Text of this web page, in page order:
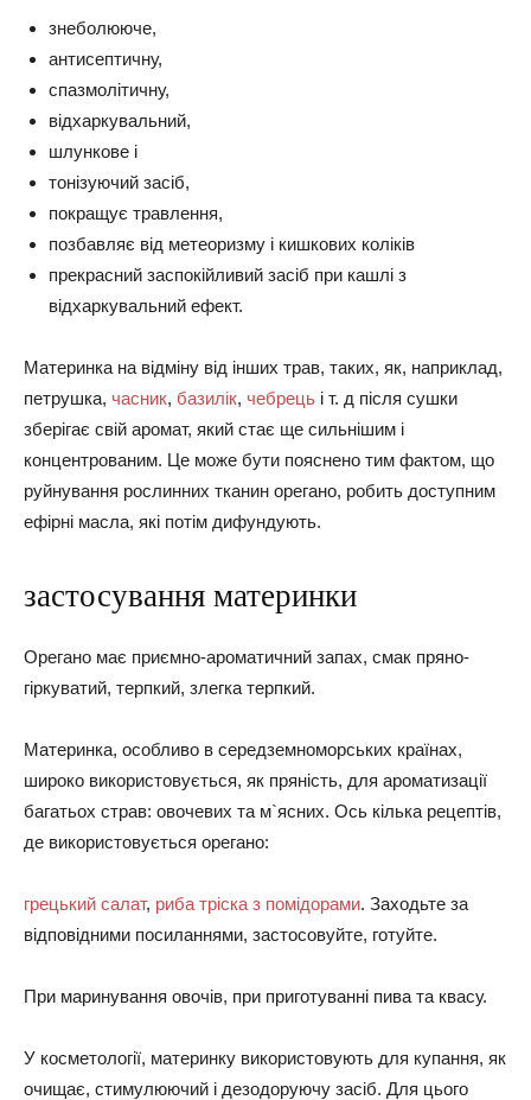
знеболююче,
антисептичну,
спазмолітичну,
відхаркувальний,
шлункове і
тонізуючий засіб,
покращує травлення,
позбавляє від метеоризму і кишкових коліків
прекрасний заспокійливий засіб при кашлі з
відхаркувальний ефект.
Материнка на відміну від інших трав, таких, як, наприклад,
петрушка, часник, базилік, чебрець і т. д після сушки
зберігає свій аромат, який стає ще сильнішим і
концентрованим. Це може бути пояснено тим фактом, що
руйнування рослинних тканин орегано, робить доступним
ефірні масла, які потім дифундують.
застосування материнки
Орегано має приємно-ароматичний запах, смак пряно-
гіркуватий, терпкий, злегка терпкий.
Материнка, особливо в середземноморських країнах,
широко використовується, як пряність, для ароматизації
багатьох страв: овочевих та м`ясних. Ось кілька рецептів,
де використовується орегано:
грецький салат, риба тріска з помідорами. Заходьте за
відповідними посиланнями, застосовуйте, готуйте.
При маринування овочів, при приготуванні пива та квасу.
У косметології, материнку використовують для купання, як
очищає, стимулюючий і дезодоруючу засіб. Для цього